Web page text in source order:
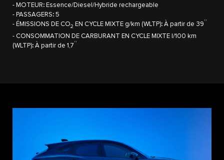
- MOTEUR: Essence/Diesel/Hybride rechargeable
- PASSAGERS: 5
- ÉMISSIONS DE CO2 EN CYCLE MIXTE g/km (WLTP): À partir de 39†​†​
- CONSOMMATION DE CARBURANT EN CYCLE MIXTE l/100 km
(WLTP): À partir de 1,7††